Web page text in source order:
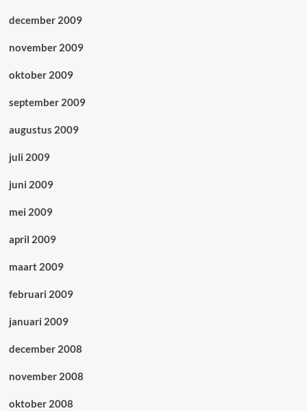
december 2009
november 2009
oktober 2009
september 2009
augustus 2009
juli 2009
juni 2009
mei 2009
april 2009
maart 2009
februari 2009
januari 2009
december 2008
november 2008
oktober 2008